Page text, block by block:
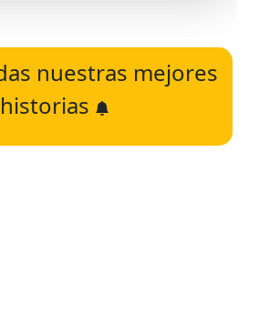
nuestras mejores
historias